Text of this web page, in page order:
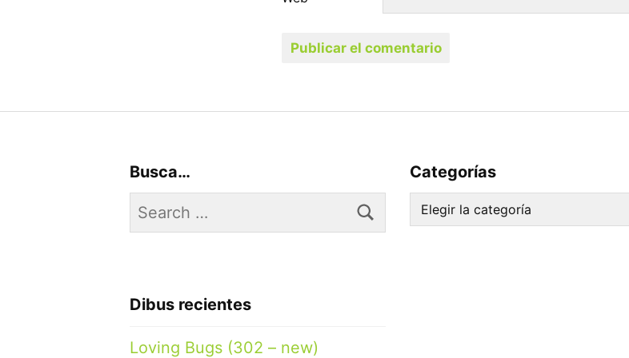
Busca…
Search
for:
Dibus recientes
Loving Bugs (302 – new)
Categorías
Categorías